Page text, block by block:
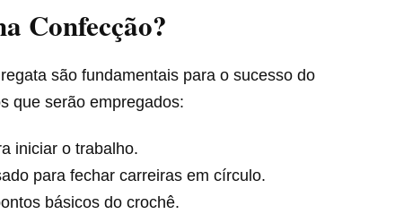
Confecção?
são fundamentais para o sucesso do
que serão empregados:
iniciar o trabalho.
para fechar carreiras em círculo.
básicos do crochê.